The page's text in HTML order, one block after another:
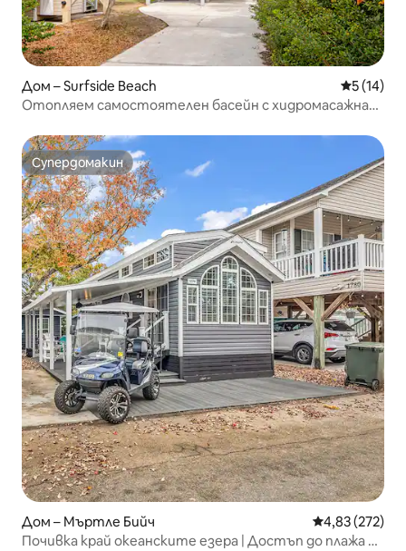
Дом – Surfside Beach Средна
5 (14)
Отопляем самостоятелен басейн с хидромасажна
Супердомакин
Супердомакин
Дом – Мъртле Бийч Средна
4,83 (272)
Почивка край океанските езера | Достъп до плажа и